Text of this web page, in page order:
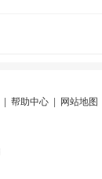
帮助中心 网站地图